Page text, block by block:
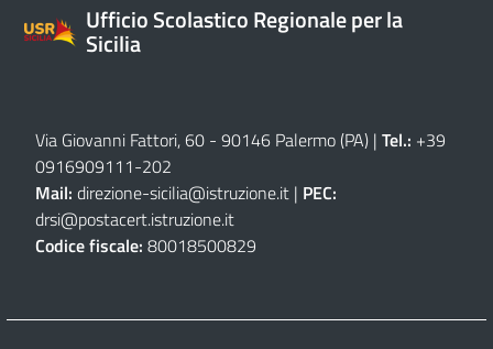
Ufficio Scolastico Regionale per la
Sicilia
Via Giovanni Fattori, 60 - 90146 Palermo (PA) | Tel.: +39
0916909111-202
Mail: direzione-sicilia@istruzione.it | PEC:
drsi@postacert.istruzione.it
Codice fiscale: 80018500829